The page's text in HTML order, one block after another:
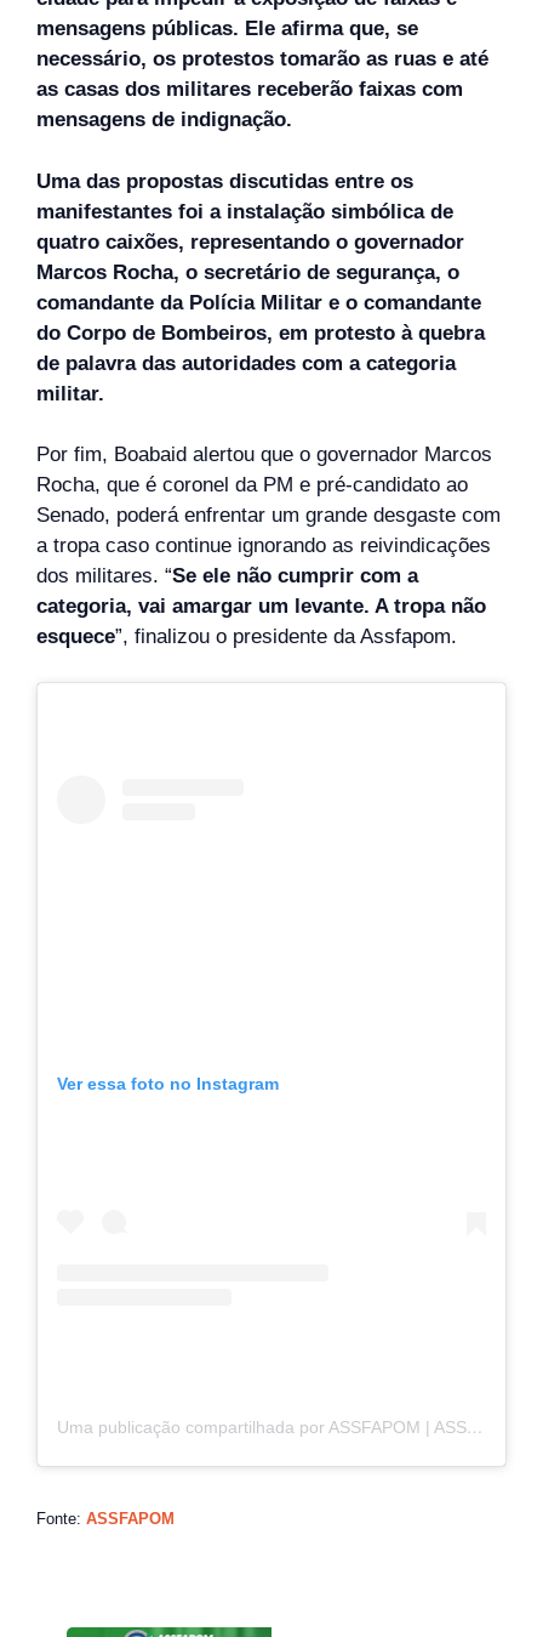
mensagens públicas. Ele afirma que, se
necessário, os protestos tomarão as ruas e até
as casas dos militares receberão faixas com
mensagens de indignação.
Uma das propostas discutidas entre os
manifestantes foi a instalação simbólica de
quatro caixões, representando o governador
Marcos Rocha, o secretário de segurança, o
comandante da Polícia Militar e o comandante
do Corpo de Bombeiros, em protesto à quebra
de palavra das autoridades com a categoria
militar.
Por fim, Boabaid alertou que o governador Marcos
Rocha, que é coronel da PM e pré-candidato ao
Senado, poderá enfrentar um grande desgaste com
a tropa caso continue ignorando as reivindicações
dos militares. “Se ele não cumprir com a
categoria, vai amargar um levante. A tropa não
esquece”, finalizou o presidente da Assfapom.
Ver essa foto no Instagram
Uma publicação compartilhada por ASSFAPOM | ASSOCIAÇÃO (@assfapom.ro)
Fonte: ASSFAPOM